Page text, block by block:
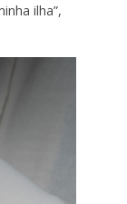
ilha”,